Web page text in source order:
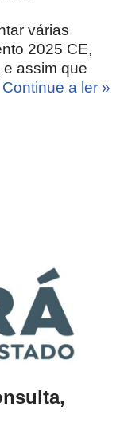
várias
2025 CE,
assim que
Continue a ler »